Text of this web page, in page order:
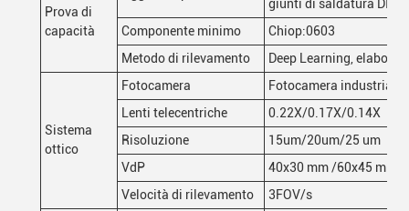
Prova di
capacità
giunti di saldatura DIP
Componente minimo
Chiop:0603
Metodo di rilevamento
Deep Learning,
Sistema
ottico
Fotocamera
Fotocamera industriale
Lenti telecentriche
0.22X/0.17X/0.14X
Risoluzione
15um/20um/25 um
VdP
40x30 mm /60x45 mm
Velocità di rilevamento
3FOV/s